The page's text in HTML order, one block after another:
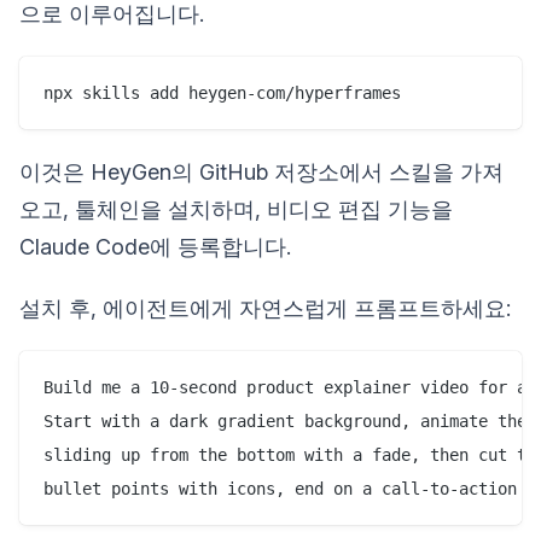
으로 이루어집니다.
이것은 HeyGen의 GitHub 저장소에서 스킬을 가져
오고, 툴체인을 설치하며, 비디오 편집 기능을
Claude Code에 등록합니다.
설치 후, 에이전트에게 자연스럽게 프롬프트하세요:
Build me a 10-second product explainer video for a
Start with a dark gradient background, animate the
sliding up from the bottom with a fade, then cut to